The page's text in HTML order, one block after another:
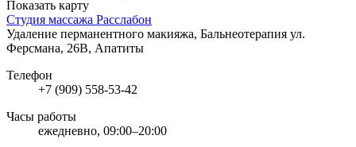
Показать карту
Студия массажа Расслабон
Удаление перманентного макияжа, Бальнеотерапия ул.
Ферсмана, 26В, Апатиты
Телефон
+7 (909) 558-53-42
Часы работы
ежедневно, 09:00–20:00